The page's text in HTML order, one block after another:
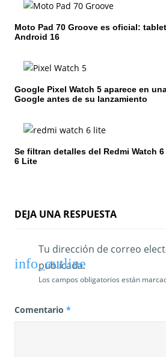
n
d
e
e
n
r
a
Moto Pad 70 Groove es oficial:
Android 16
Google Pixel Watch 5 aparece en
Google antes de su lanzamiento
Se filtran detalles del Redmi Watch
6 Lite
DEJA UNA RESPUESTA
Tu dirección de correo
publicada.
Los campos obligatorios están
Comentario *